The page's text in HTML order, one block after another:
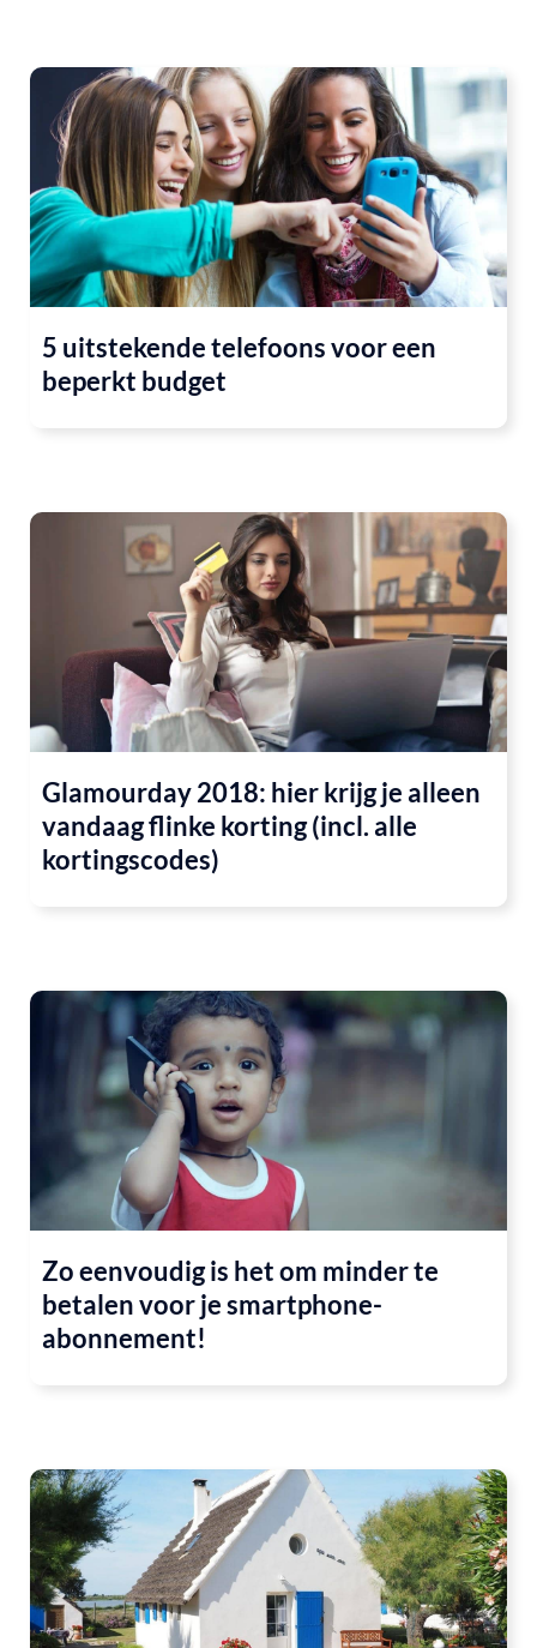
5 uitstekende telefoons voor een
beperkt budget
Glamourday 2018: hier krijg je alleen
vandaag flinke korting (incl. alle
kortingscodes)
Zo eenvoudig is het om minder te
betalen voor je smartphone-
abonnement!